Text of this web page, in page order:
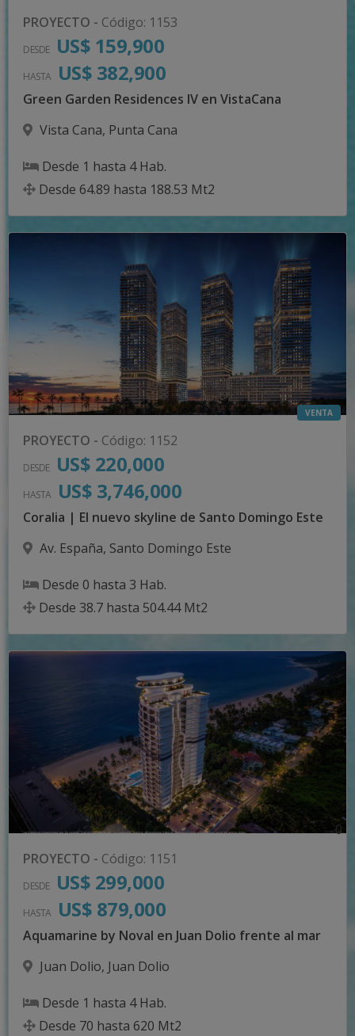
PROYECTO - Código: 1153
DESDE US$ 159,900
HASTA US$ 382,900
Green Garden Residences IV en VistaCana
Vista Cana, Punta Cana
Desde 1 hasta 4Hab.
Desde 64.89 hasta 188.53 Mt2
VENTA
PROYECTO - Código: 1152
DESDE US$ 220,000
HASTA US$ 3,746,000
Coralia | El nuevo skyline de Santo Domingo Este
Av. España, Santo Domingo Este
Desde 0 hasta 3 Hab.
Desde 38.7 hasta 504.44 Mt2
0
PROYECTO - Código: 1151
DESDE US$ 299,000
HASTA US$ 879,000
Aquamarine by Noval en Juan Dolio frente al mar
Juan Dolio, Juan Dolio
Desde 1 hasta 4Hab.
Desde 70 hasta 620 Mt2